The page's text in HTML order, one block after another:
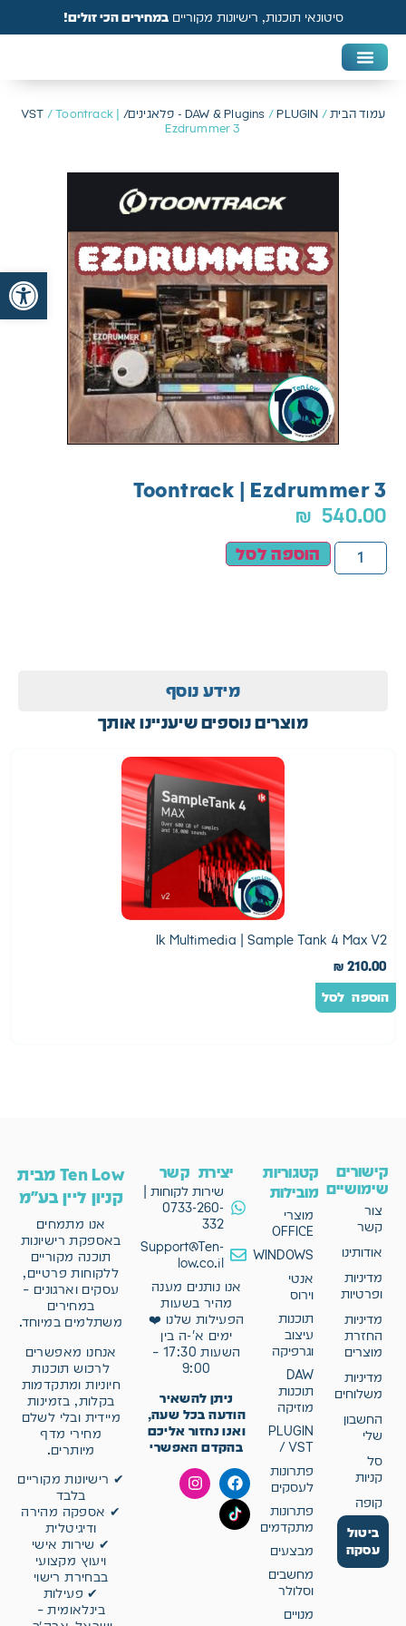
סיטונאי תוכנות, רישיונות מקורייםבמחירים הכי זולים!
עמוד הבית/
DAW & Plugins /PLUGIN - פלאגינים/ VST
/ Toontrack |
Ezdrummer 3
Toontrack | Ezdrummer 3
₪ 540.00
הוספה לסל
מידע נוסף
מוצרים נוספים שיעניינו אותך
Ik Multimedia | Sample Tank 4 Max V2
₪ 210.00
הוספה לסל
קישורים
שימושיים
צור
קשר
אודותינו
מדיניות
ופרטיות
מדיניות
החזרת
מוצרים
מדיניות
משלוחים
החשבון
שלי
סל
קניות
קופה
ביטול
עסקה
קטגוריות
מובילות
מוצרי
OFFICE
WINDOWS
אנטי
וירוס
תוכנות
עיצוב
וגרפיקה
DAW
תוכנות
מוזיקה
PLUGIN
/ VST
פתרונות
לעסקים
פתרונות
מתקדמים
מבצעים
מחשבים
וסלולר
מנויים
יצירת קשר
שירות לקוחות |
0733-260-
332
Support@Ten-
low.co.il
אנו נותנים מענה
מהיר בשעות
הפעילות שלנו ❤️
ימים א'-ה בין
השעות 17:30 –
9:00
ניתן להשאיר
הודעה בכל שעה,
ואנו נחזור אליכם
בהקדם האפשרי
Ten Low מבית
קניון ליין בע"מ
אנו מתמחים
באספקת רישיונות
תוכנה מקוריים
ללקוחות פרטיים,
עסקים וארגונים –
במחירים
משתלמים במיוחד.
אנחנו מאפשרים
לרכוש תוכנות
חיוניות ומתקדמות
בקלות, בזמינות
מיידית ובלי לשלם
מחירי מדף
מיותרים.
✔ רישיונות מקוריים
בלבד
✔ אספקה מהירה
ודיגיטלית
✔ שירות אישי
ויעוץ מקצועי
בבחירת רישוי
✔ פעילות
בינלאומית –